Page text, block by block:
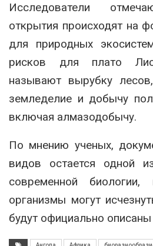
Исследователи
открытия происходят на
для природных
рисков для плато
называют вырубку
земледелие и добычу
включая алмазодобычу.
По мнению ученых,
видов остается одной
современной биологии,
организмы могут
будут официально описаны